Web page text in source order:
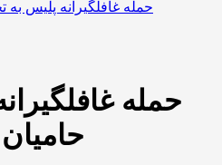
حمله